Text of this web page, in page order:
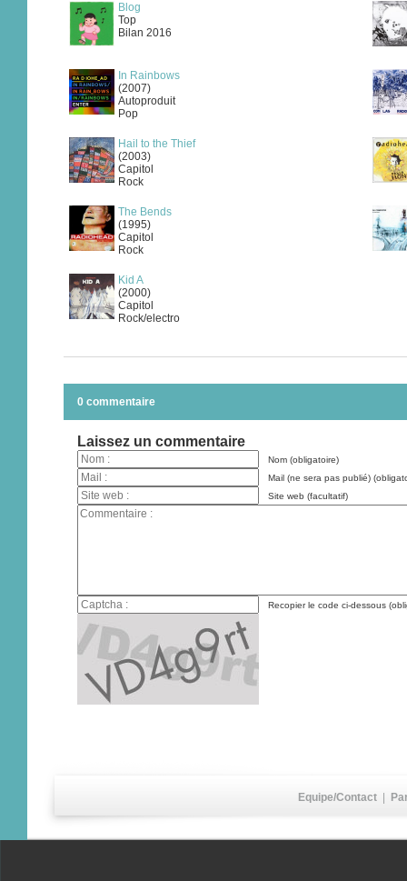
Blog
Top
Bilan 2016
In Rainbows
(2007)
Autoproduit
Pop
Hail to the Thief
(2003)
Capitol
Rock
The Bends
(1995)
Capitol
Rock
Kid A
(2000)
Capitol
Rock/electro
0 commentaire
Laissez un commentaire
Nom (obligatoire)
Mail (ne sera pas publié)
Site web (facultatif)
Recopier le code ci-dessous
Equipe/Contact